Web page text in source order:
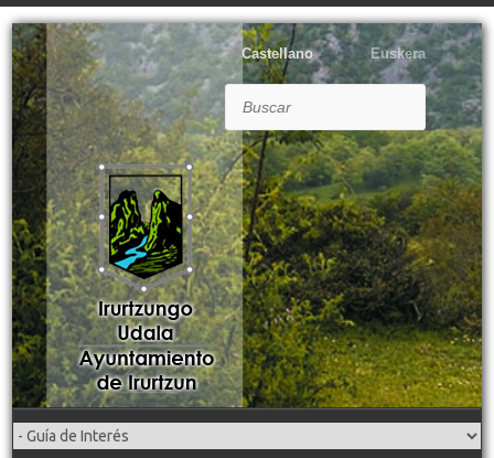
Castellano Euskera